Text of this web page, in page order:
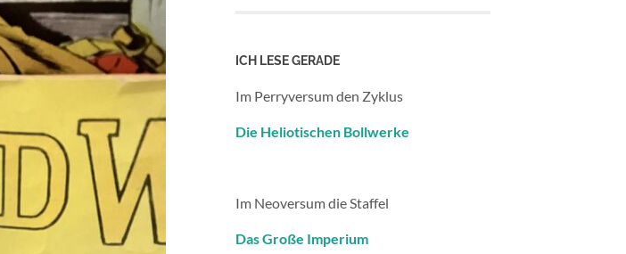
ICH LESE GERADE
Im Perryversum den Zyklus
Die Heliotischen Bollwerke
Im Neoversum die Staffel
Das Große Imperium